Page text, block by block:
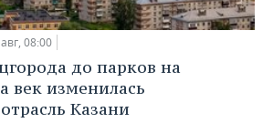
08:00
до парков на
век изменилась
Казани